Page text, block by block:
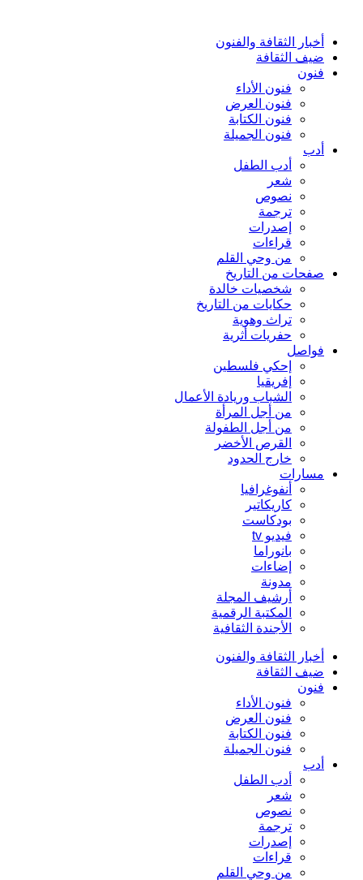
أخبار الثقافة والفنون
ضيف الثقافة
فنون
فنون الأداء
فنون العرض
فنون الكتابة
فنون الجميلة
أدب
أدب الطفل
شعر
نصوص
ترجمة
إصدرات
قراءات
من وحي القلم
صفحات من التاريخ
شخصيات خالدة
حكايات من التاريخ
تراث وهوية
حفريات أثرية
فواصل
إحكي فلسطين
إفريقيا
الشباب وريادة الأعمال
من أجل المرأة
من أجل الطفولة
القرص الأخضر
خارج الحدود
مسارات
أنفوغرافيا
كاريكاتير
بودكاست
فيديو tv
بانوراما
إضاءات
مدونة
أرشيف المجلة
المكتبة الرقمية
الأجندة الثقافية
أخبار الثقافة والفنون
ضيف الثقافة
فنون
فنون الأداء
فنون العرض
فنون الكتابة
فنون الجميلة
أدب
أدب الطفل
شعر
نصوص
ترجمة
إصدرات
قراءات
من وحي القلم